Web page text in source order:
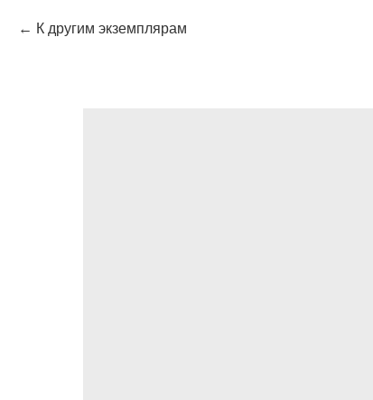
К другим экземплярам